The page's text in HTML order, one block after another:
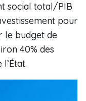
social total/PIB
pour
le budget de
40% des